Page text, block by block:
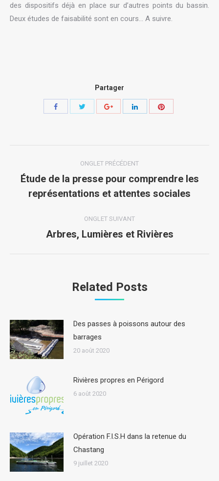
des dispositifs déjà en place sur d’autres points du bassin.
Deux études de faisabilité sont en cours… A suivre.
Partager
Share Share Share
Share
de
commentaire
ONGLET PRÉCÉDENT
Onglet
précédent
Étude de la presse pour comprendre les
représentations et attentes sociales
ONGLET SUIVANT
Onglet
Arbres, Lumières et Rivières
Related Posts
Des passes à poissons autour des
barrages
20 août 2020
Rivières propres en Périgord
6 août 2020
Opération F.I.S.H dans la retenue du
Chastang
9 juillet 2020